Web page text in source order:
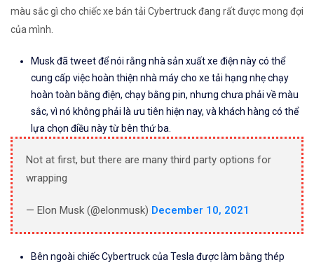
màu sắc gì cho chiếc xe bán tải Cybertruck đang rất được mong đợi
của mình.
Musk đã tweet để nói rằng nhà sản xuất xe điện này có thể
cung cấp việc hoàn thiện nhà máy cho xe tải hạng nhẹ chạy
hoàn toàn bằng điện, chạy bằng pin, nhưng chưa phải về màu
sắc, vì nó không phải là ưu tiên hiện nay, và khách hàng có thể
lựa chọn điều này từ bên thứ ba.
Not at first, but there are many third party options for
wrapping
— Elon Musk (@elonmusk) December 10, 2021
Bên ngoài chiếc Cybertruck của Tesla được làm bằng thép